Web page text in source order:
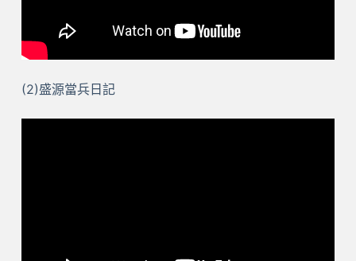
(2)盛源當兵日記